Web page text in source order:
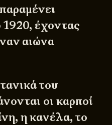
έχοντας
αιώνα
του
οι καρποί
η κανέλα, το